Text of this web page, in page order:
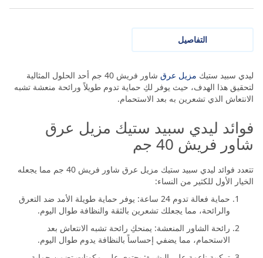
التفاصيل
ليدي سبيد ستيك مزيل عرق
شاور فريش 40 جم أحد الحلول المثالية
لتحقيق هذا الهدف، حيث يوفر لكِ حماية تدوم طويلاً ورائحة منعشة تشبه
الانتعاش الذي تشعرين به بعد الاستحمام.
فوائد ليدي سبيد ستيك مزيل عرق
شاور فريش 40 جم
تتعدد فوائد ليدي سبيد ستيك مزيل عرق شاور فريش 40 جم مما يجعله
الخيار الأول للكثير من النساء:
حماية فعالة تدوم 24 ساعة: يوفر حماية طويلة الأمد ضد التعرق
والرائحة، مما يجعلك تشعرين بالثقة والنظافة طوال اليوم.
رائحة الشاور المنعشة: يمنحكِ رائحة تشبه الانتعاش بعد
الاستحمام، مما يضفي إحساساً بالنظافة يدوم طوال اليوم.